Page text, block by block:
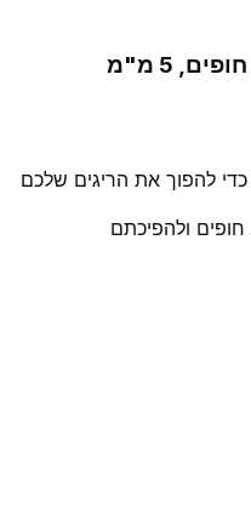
5 מ"מ
להפוך את הריגים שלכם
ולהפיכתם